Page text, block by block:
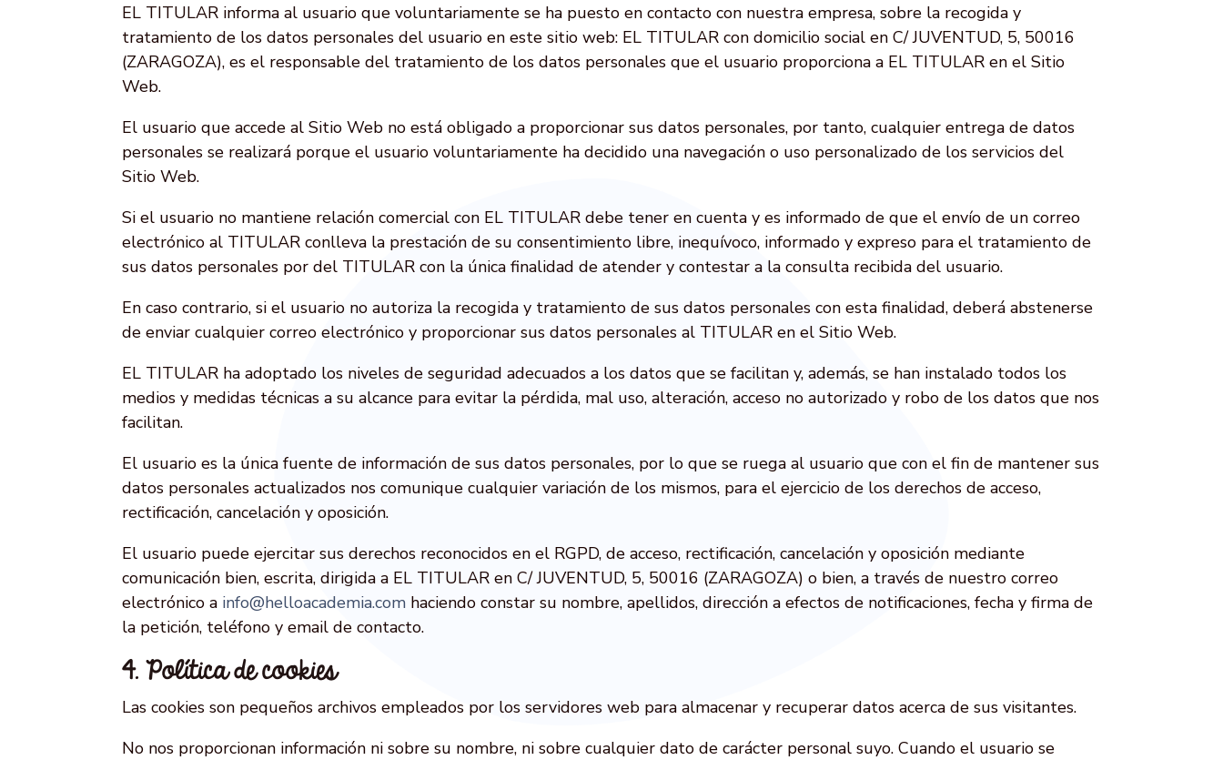
EL TITULAR informa al usuario que voluntariamente se ha puesto en contacto con nuestra empresa, sobre la recogida y
tratamiento de los datos personales del usuario en este sitio web: EL TITULAR con domicilio social enC/ JUVENTUD, 5, 50016
(ZARAGOZA), es el responsable del tratamiento de los datos personales que el usuario proporciona a EL TITULAR en el Sitio
Web.
El usuario que accede al Sitio Web no está obligado a proporcionar sus datos personales, por tanto, cualquier entrega de datos
personales se realizará porque el usuario voluntariamente ha decidido una navegación o uso personalizado de los servicios del
Sitio Web.
Si el usuario no mantiene relación comercial con EL TITULAR debe tener en cuenta y es informado de que el envío de un correo
electrónico al TITULAR conlleva la prestación de su consentimiento libre, inequívoco, informado y expreso para el tratamiento de
sus datos personales por del TITULAR con la única finalidad de atender y contestar a la consulta recibida del usuario.
En caso contrario, si el usuario no autoriza la recogida y tratamiento de sus datos personales con esta finalidad, deberá abstenerse
de enviar cualquier correo electrónico y proporcionar sus datos personales al TITULAR en el Sitio Web.
EL TITULAR ha adoptado los niveles de seguridad adecuados a los datos que se facilitan y, además, se han instalado todos los
medios y medidas técnicas a su alcance para evitar la pérdida, mal uso, alteración, acceso no autorizado y robo de los datos que nos
facilitan.
El usuario es la única fuente de información de sus datos personales, por lo que se ruega al usuario que con el fin de mantener sus
datos personales actualizados nos comunique cualquier variación de los mismos, para el ejercicio de los derechos de acceso,
rectificación, cancelación y oposición.
El usuario puede ejercitar sus derechos reconocidos en el RGPD, de acceso, rectificación, cancelación y oposición mediante
comunicación bien, escrita, dirigida a EL TITULAR enC/ JUVENTUD, 5, 50016 (ZARAGOZA) o bien, a través de nuestro correo
electrónico a info@helloacademia.com haciendo constar su nombre, apellidos, dirección a efectos de notificaciones, fecha y firma de
la petición, teléfono y email de contacto.
4. Política de cookies
Las cookies son pequeños archivos empleados por los servidores web para almacenar y recuperar datos acerca de sus visitantes.
No nos proporcionan información ni sobre su nombre, ni sobre cualquier dato de carácter personal suyo. Cuando el usuario se